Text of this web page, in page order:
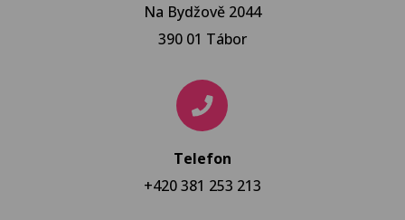
Na Bydžově 2044
390 01 Tábor
Telefon
+420 381 253 213